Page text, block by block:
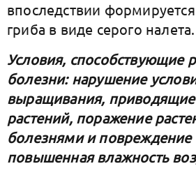
впоследствии
гриба в виде серого налета.
Условия, способствующие
болезни: нарушение
выращивания,
растений, поражение
болезнями и повреждение
повышенная влажность